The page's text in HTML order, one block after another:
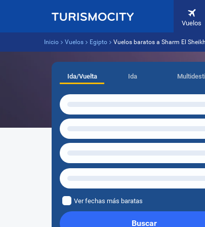
Vuelos
Inicio Vuelos Egipto Vuelos baratos a Sharm El
Ida/Vuelta Ida
Ver fechas más baratas
Buscar